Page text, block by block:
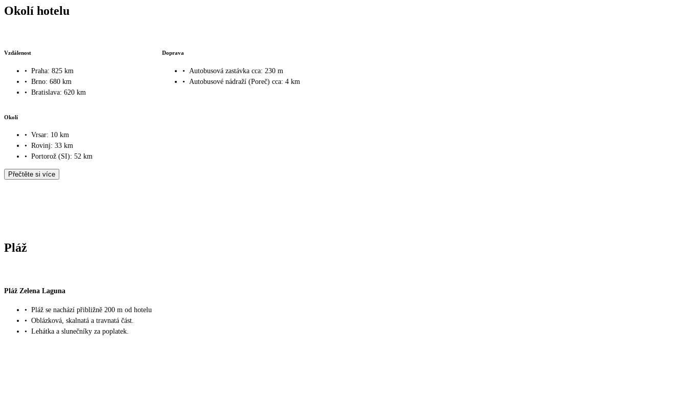
Okolí hotelu
Vzdálenost
• Praha: 825 km
• Brno: 680 km
• Bratislava: 620 km
Doprava
•
Autobusová zastávka cca: 230 m
•
Autobusové nádraží (Poreč) cca: 4 km
Okolí
• Vrsar: 10 km
• Rovinj: 33 km
• Portorož (SI): 52 km
Přečtěte si více
Pláž
Pláž Zelena Laguna
• Pláž se nachází přibližně 200 m od hotelu
• Oblázková, skalnatá a travnatá část.
• Lehátka a slunečníky za poplatek.